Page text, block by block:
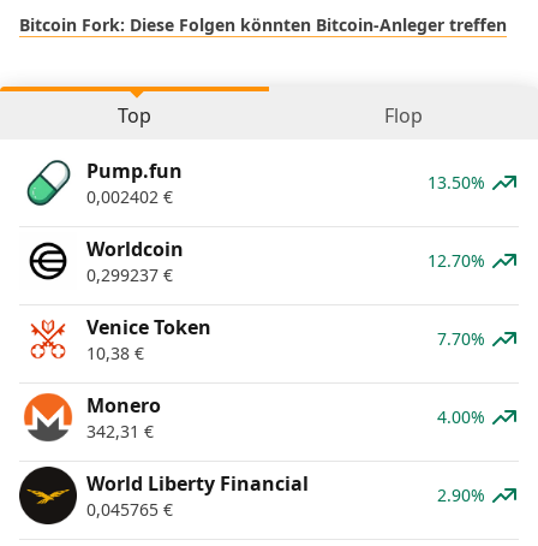
Bitcoin Fork: Diese Folgen könnten Bitcoin-Anleger treffen
Top Flop
Pump.fun
0,002402 €
13.50%
Worldcoin
0,299237 €
12.70%
Venice Token
10,38 €
7.70%
Monero
342,31 €
4.00%
World Liberty Financial
0,045765 €
2.90%